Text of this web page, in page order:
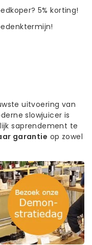
5% korting!
uitvoering van
slowjuicer is
saprendement te
garantie op zowel